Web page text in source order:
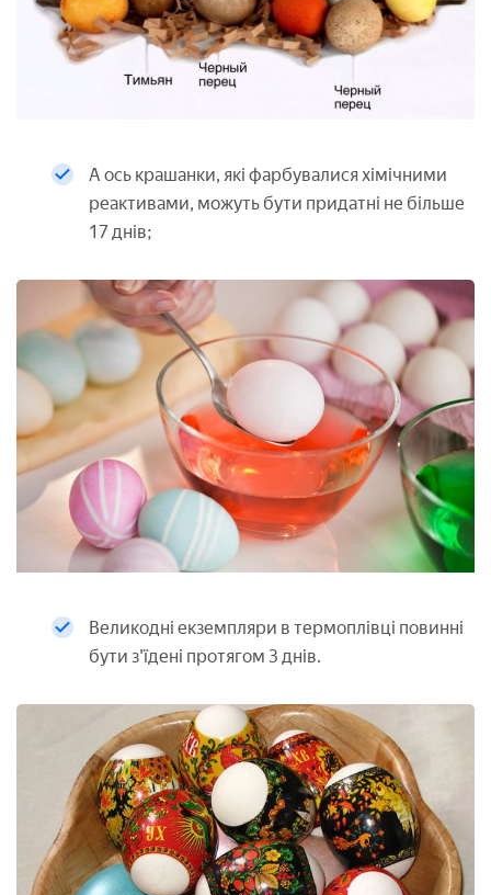
А ось крашанки, які фарбувалися хімічними
реактивами, можуть бути придатні не більше
17 днів;
Великодні екземпляри в термоплівці повинні
бути з'їдені протягом 3 днів.